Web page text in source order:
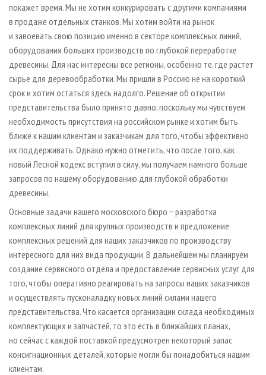
покажет время. Мы не хотим конкурировать с другими компаниями
в продаже отдельных станков. Мы хотим войти на рынок
и завоевать свою позицию именно в секторе комплексных линий,
оборудования больших производств по глубокой переработке
древесины. Для нас интересны все регионы, особенно те, где растет
сырье для деревообработки. Мы пришли в Россию не на короткий
срок и хотим остаться здесь надолго. Решение об открытии
представительства было принято давно, поскольку мы чувствуем
необходимость присутствия на российском рынке и хотим быть
ближе к нашим клиентам и заказчикам для того, чтобы эффективно
их поддерживать. Однако нужно отметить, что после того, как
новый Лесной кодекс вступил в силу, мы получаем намного больше
запросов по нашему оборудованию для глубокой обработки
древесины.
Основные задачи нашего московского бюро − разработка
комплексных линий для крупных производств и предложение
комплексных решений для наших заказчиков по производству
интересного для них вида продукции. В дальнейшем мы планируем
создание сервисного отдела и предоставление сервисных услуг для
того, чтобы оперативно реагировать на запросы наших заказчиков
и осуществлять пусконаладку новых линий силами нашего
представительства. Что касается организации склада необходимых
комплектующих и запчастей, то это есть в ближайших планах,
но сейчас с каждой поставкой предусмотрен некоторый запас
консигнационных деталей, которые могли бы понадобиться нашим
клиентам.